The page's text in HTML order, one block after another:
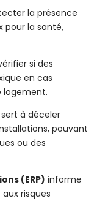
la présence
pour la santé,
si des
en cas
logement.
sert à déceler
pouvant
ou des
(ERP) informe
risques